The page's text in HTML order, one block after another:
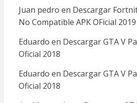
Juan pedro en Descargar
No Compatible APK OFicial 2019
Eduardo en Descargar GTA V
Oficial 2018
Eduardo en Descargar GTA V
Oficial 2018